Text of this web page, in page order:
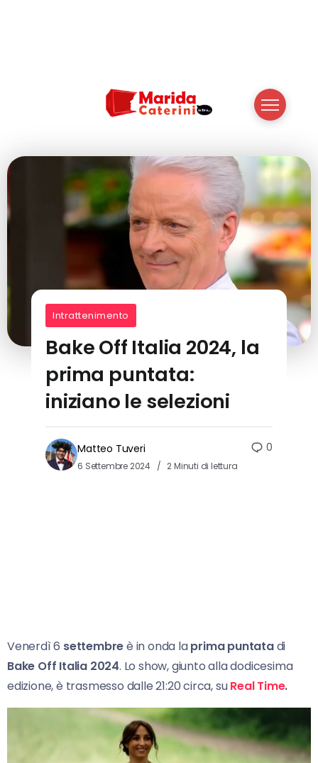
Intrattenimento
Bake Off Italia 2024, la
prima puntata:
iniziano le selezioni
Matteo Tuveri
6 Settembre 2024 2 Minuti di lettura
0
Venerdì 6 settembreè in onda laprima puntatadi
Bake Off Italia 2024. Lo show, giunto alla dodicesima
edizione, è trasmesso dalle 21:20 circa, suReal Time.